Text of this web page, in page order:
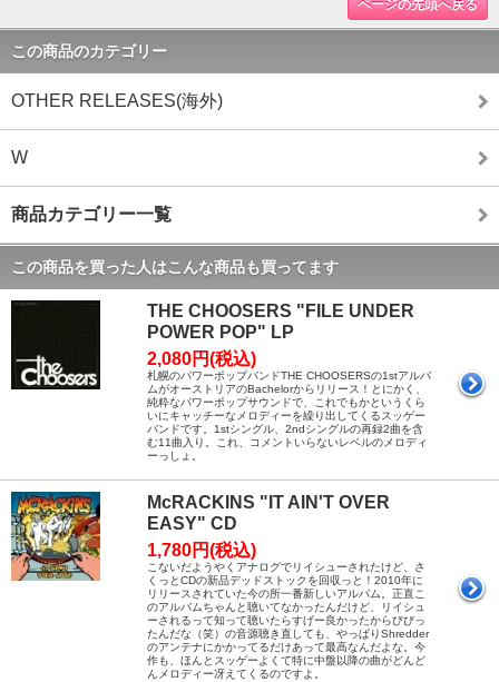
ページの先頭へ戻る
この商品のカテゴリー
OTHER RELEASES(海外)
W
商品カテゴリー一覧
この商品を買った人はこんな商品も買ってます
THE CHOOSERS "FILE UNDER
POWER POP" LP
2,080円(税込)
札幌のパワーポップバンドTHE CHOOSERSの1stアルバ
ムがオーストリアのBachelorからリリース！とにかく、
純粋なパワーポップサウンドで、これでもかというくら
いにキャッチーなメロディーを繰り出してくるスッゲー
バンドです。1stシングル、2ndシングルの再録2曲を含
む11曲入り。これ、コメントいらないレベルのメロディ
ーっしょ。
McRACKINS "IT AIN'T OVER
EASY" CD
1,780円(税込)
こないだようやくアナログでリイシューされたけど、さ
くっとCDの新品デッドストックを回収っと！2010年に
リリースされていた今の所一番新しいアルバム。正直こ
のアルバムちゃんと聴いてなかったんだけど、リイシュ
ーされるって知って聴いたらすげー良かったからびびっ
たんだな（笑）の音源聴き直しても、やっぱりShredder
のアンテナにかかってるだけあって最高なんだよな。今
作も、ほんとスッゲーよくて特に中盤以降の曲がどんど
んメロディー冴えてくるのですよ。